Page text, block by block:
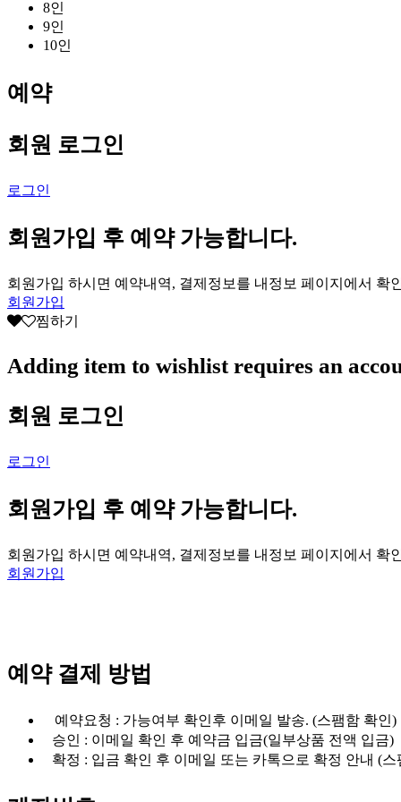
8인
9인
10인
예약
회원 로그인
로그인
회원가입 후 예약 가능합니다.
회원가입 하시면 예약내역, 결제정보를 내정보 페이지에서 확
회원가입
찜하기
Adding item to wishlist requires an
회원 로그인
로그인
회원가입 후 예약 가능합니다.
회원가입 하시면 예약내역, 결제정보를 내정보 페이지에서 확
회원가입
예약 결제 방법
예약요청 : 가능여부 확인후 이메일 발송. (스팸함 확인)
승인 : 이메일 확인 후 예약금 입금(일부상품 전액 입금)
확정 : 입금 확인 후 이메일 또는 카톡으로 확정 안내 (스